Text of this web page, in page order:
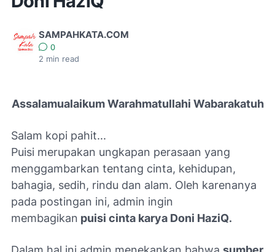
SAMPAHKATA.COM
0
2 min read
Assalamualaikum Warahmatullahi Wabarakatuh
Salam kopi pahit...
Puisi merupakan ungkapan perasaan yang
menggambarkan tentang cinta, kehidupan,
bahagia, sedih, rindu dan alam. Oleh karenanya
pada postingan ini, admin ingin
membagikan puisi cinta karya Doni HaziQ.